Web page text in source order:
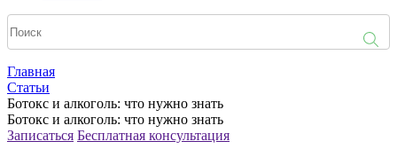
Главная
Статьи
Ботокс и алкоголь: что нужно знать
Ботокс и алкоголь: что нужно знать
Записаться Бесплатная консультация